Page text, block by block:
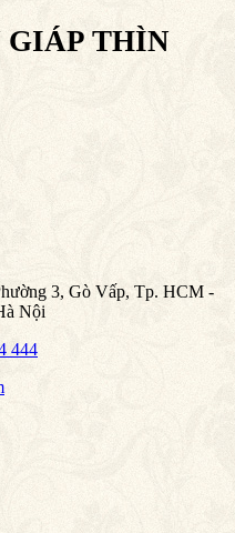
THÌN
3, Gò Vấp, Tp. HCM -
Nội
444